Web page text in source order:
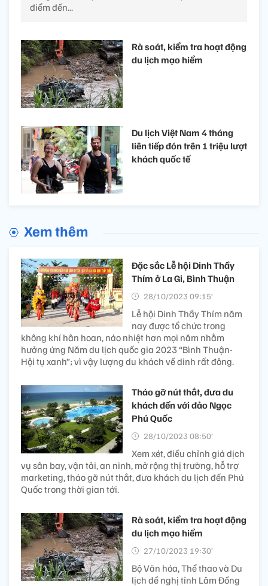
điểm đến...
Rà soát, kiểm tra hoạt động
du lịch mạo hiểm
Du lịch Việt Nam 4 tháng
liên tiếp đón trên 1 triệu lượt
khách quốc tế
Xem thêm
Đặc sắc Lễ hội Dinh Thầy
Thím ở La Gi, Bình Thuận
28/10/2023 09:15’
Lễ hội Dinh Thầy Thím năm
nay được tổ chức trong
không khí hân hoan, náo nhiệt hơn mọi năm nhằm
hưởng ứng Năm du lịch quốc gia 2023 “Bình Thuận-
Hội tụ xanh”; vì vậy lượng du khách về dinh rất đông.
Tháo gỡ nút thắt, đưa du
khách đến với đảo Ngọc
Phú Quốc
28/10/2023 08:50’
Xem xét, điều chỉnh giá dịch
vụ sân bay, vận tải, an ninh, mở rộng thị trường, hỗ trợ
marketing, tháo gỡ nút thắt, đưa khách du lịch đến Phú
Quốc trong thời gian tới.
Rà soát, kiểm tra hoạt động
du lịch mạo hiểm
27/10/2023 19:30’
Bộ Văn hóa, Thể thao và Du
lịch đề nghị tỉnh Lâm Đồng